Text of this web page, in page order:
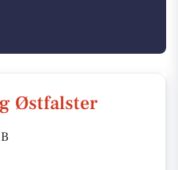
Østfalster